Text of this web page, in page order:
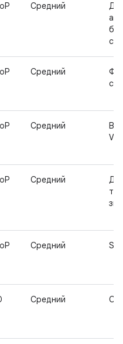
Средний
Средний
Средний
Средний
Средний
Средний